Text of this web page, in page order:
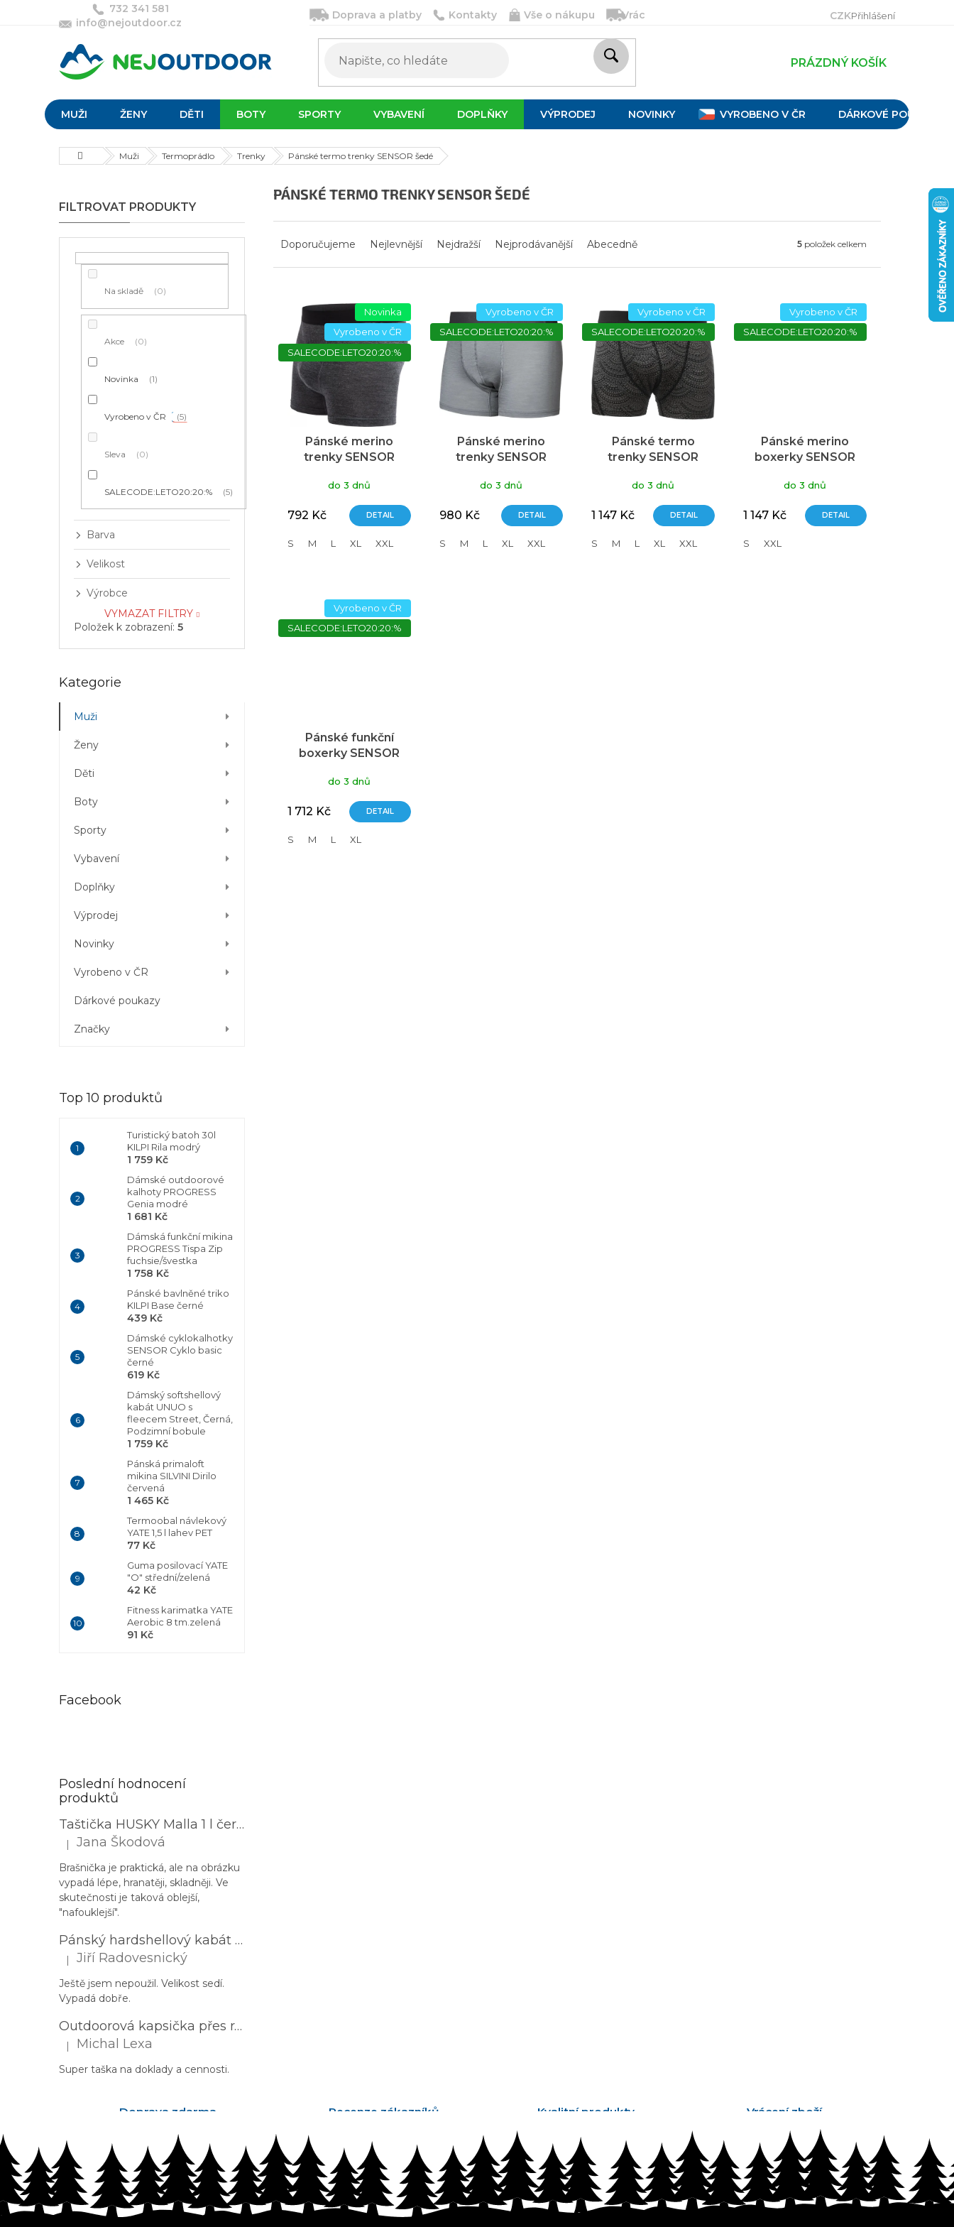
732 341 581
info@nejoutdoor.cz
Doprava a platby Kontakty Vše o nákupu Vrácení, výměna a reklamace Velikostní tabulky
CZKPřihlášení
PRÁZDNÝ KOŠÍK
MUŽI ŽENY DĚTI BOTY SPORTY VYBAVENÍ DOPLŇKY VÝPRODEJ NOVINKY VYROBENO V ČR DÁRKOVÉ POUKAZY
DomůMuži Termoprádlo Trenky Pánské termo trenky SENSOR šedé
o
s
t
Na skladě 0
Akce 0
Novinka 1
Vyrobeno v ČR 5
Sleva 0
SALECODE:LETO20:20:% 5
Barva
Velikost
Výrobce
VYMAZAT FILTRY
Položek k zobrazení: 5
Přeskočit
Kategorie
Muži
Ženy
Děti
Boty
Sporty
Vybavení
Doplňky
Výprodej
Novinky
Vyrobeno v ČR
Dárkové poukazy
Značky
Top 10 produktů
Turistický batoh 30l
KILPI Rila modrý
1 759 Kč
Dámské outdoorové
kalhoty PROGRESS
Genia modré
1 681 Kč
Dámská funkční mikina
PROGRESS Tispa Zip
fuchsie/švestka
1 758 Kč
Pánské bavlněné triko
KILPI Base černé
439 Kč
Dámské cyklokalhotky
SENSOR Cyklo basic
černé
619 Kč
Dámský softshellový
kabát UNUO s
fleecem Street, Černá,
Podzimní bobule
1 759 Kč
Pánská primaloft
mikina SILVINI Dirilo
červená
1 465 Kč
Termoobal návlekový
YATE 1,5 l lahev PET
77 Kč
Guma posilovací YATE
"O" střední/zelená
42 Kč
Fitness karimatka YATE
Aerobic 8 tm.zelená
91 Kč
Facebook
Poslední hodnocení
produktů
Taštička HUSKY Malla 1 l černá
Hodnocení produktu je 3 z 5 hvězdiček.
| Jana Škodová
Brašnička je praktická, ale na obrázku
vypadá lépe, hranatěji, skladněji. Ve
skutečnosti je taková oblejší,
"nafouklejší".
Pánský hardshellový kabát HUSKY Nestia M zelený
Hodnocení produktu je 5 z 5 hvězdiček.
| Jiří Radovesnický
Ještě jsem nepoužil. Velikost sedí.
Vypadá dobře.
Outdoorová kapsička přes rameno PROGRESS Corss Body černá
Hodnocení produktu je 5 z 5 hvězdiček.
| Michal Lexa
Super taška na doklady a cennosti.
PÁNSKÉ TERMO TRENKY SENSOR ŠEDÉ
Doporučujeme Nejlevnější Nejdražší Nejprodávanější Abecedně 5 položek celkem
s
Novinka
Vyrobeno v ČR
SALECODE:LETO20:20:%
Pánské merino
trenky SENSOR
do 3 dnů
792 Kč DETAIL
S M L XL XXL
Vyrobeno v ČR
SALECODE:LETO20:20:%
Pánské merino
trenky SENSOR
do 3 dnů
980 Kč DETAIL
S M L XL XXL
Vyrobeno v ČR
SALECODE:LETO20:20:%
Pánské termo
trenky SENSOR
šedá/maori
do 3 dnů
1 147 Kč DETAIL
S M L XL XXL
Vyrobeno v ČR
SALECODE:LETO20:20:%
Pánské merino
boxerky SENSOR
černá/honeycomb
do 3 dnů
1 147 Kč DETAIL
S XXL
Vyrobeno v ČR
SALECODE:LETO20:20:%
Pánské funkční
boxerky SENSOR
černá/modrá/šedá
do 3 dnů
1 712 Kč DETAIL
S M L XL
Doprava zdarma Recenze zákazníků Kvalitní produkty Vrácení zboží
Z